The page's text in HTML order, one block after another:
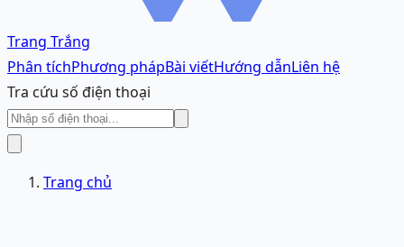
Trang Trắng
Phân tíchPhương phápBài viếtHướng dẫnLiên hệ
Tra cứu số điện thoại
Trang chủ